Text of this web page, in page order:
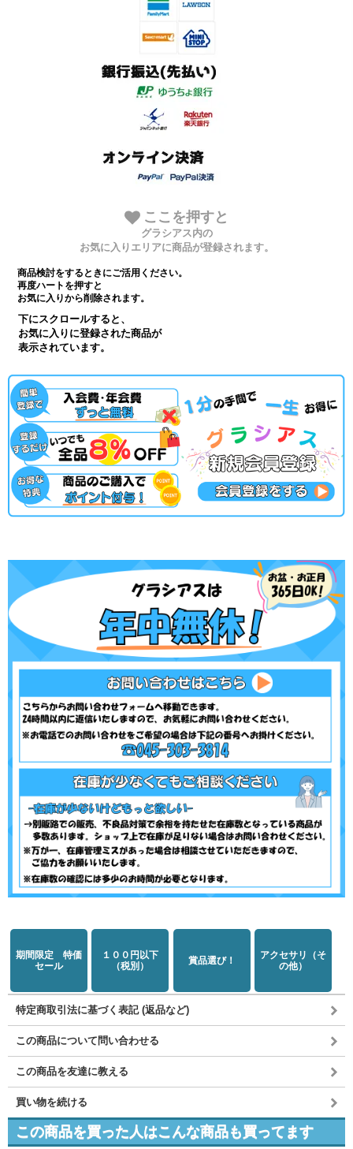
ここを押すと
グラシアス内の
お気に入りエリアに商品が登録されます。
商品検討をするときにご活用ください。
再度ハートを押すと
お気に入りから削除されます。
下にスクロールすると、
お気に入りに登録された商品が
表示されています。
期間限定 特価
セール
１００円以下
（税別）
賞品選び！
アクセサリ（そ
の他）
特定商取引法に基づく表記 (返品など)
この商品について問い合わせる
この商品を友達に教える
買い物を続ける
この商品を買った人はこんな商品も買ってます